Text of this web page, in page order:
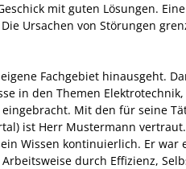
mit guten Lösungen.
Die Ursachen von Störungen
Fachgebiet hinausgeht.
in den Themen
Mit den für seine
ist Herr Mustermann vertraut.
Wissen kontinuierlich. Er war
durch Effizienz,